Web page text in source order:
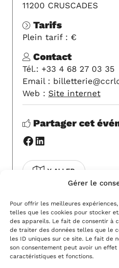
Gérer le
Pour offrir les meilleures
telles que les cookies pour stocker
des appareils. Le fait de consentir à
de traiter des données telles que le
les ID uniques sur ce site. Le fait de
son consentement peut avoir un
caractéristiques et fonctions.
11200 CRUSCADES
Tarifs
Plein tarif : €
Contact
Tél.: +33 4 68 27 03 35
Email :
Web : Site internet
Partager cet
Facebook
LinkedIn
Y ALLER
Pour modifier cet
nous à l'adresse